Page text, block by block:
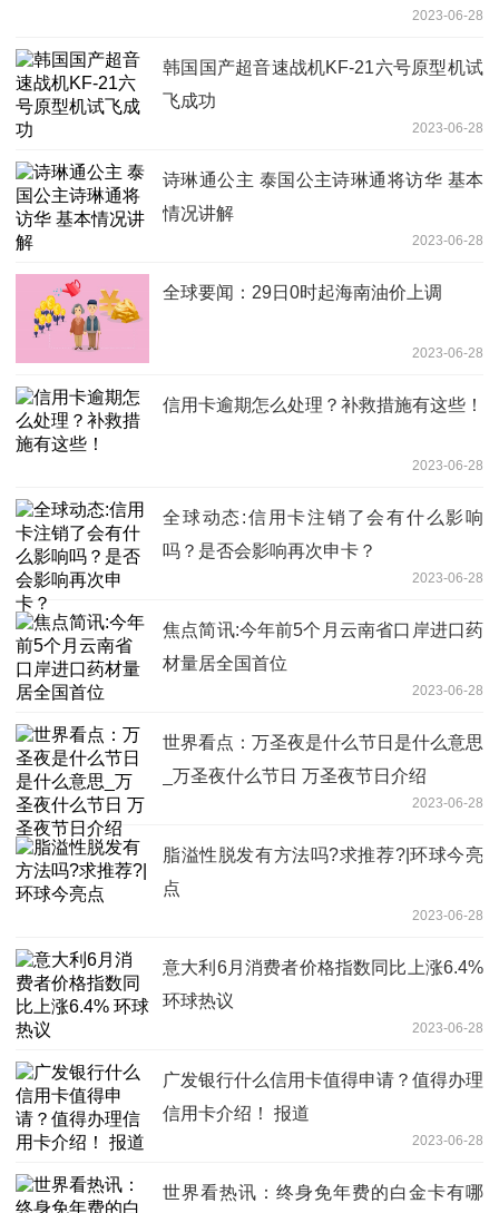
2023-06-28
韩国国产超音速战机KF-21六号原型机试
飞成功
2023-06-28
诗琳通公主 泰国公主诗琳通将访华 基本
情况讲解
2023-06-28
全球要闻：29日0时起海南油价上调
2023-06-28
信用卡逾期怎么处理？补救措施有这些！
2023-06-28
全球动态:信用卡注销了会有什么影响
吗？是否会影响再次申卡？
2023-06-28
焦点简讯:今年前5个月云南省口岸进口药
材量居全国首位
2023-06-28
世界看点：万圣夜是什么节日是什么意思
_万圣夜什么节日 万圣夜节日介绍
2023-06-28
脂溢性脱发有方法吗?求推荐?|环球今亮
点
2023-06-28
意大利6月消费者价格指数同比上涨6.4%
环球热议
2023-06-28
广发银行什么信用卡值得申请？值得办理
信用卡介绍！ 报道
2023-06-28
世界看热讯：终身免年费的白金卡有哪